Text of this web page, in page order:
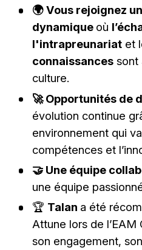
🌍 Vous rejoignez
dynamique où
l'intrapreunariatet
connaissancessont
culture.
🚀 Opportunités de
évolution continue
environnement qui
compétences et
🤝 Une équipe
une équipe
🏆 Talan a été
Attune lors de
son engagement,